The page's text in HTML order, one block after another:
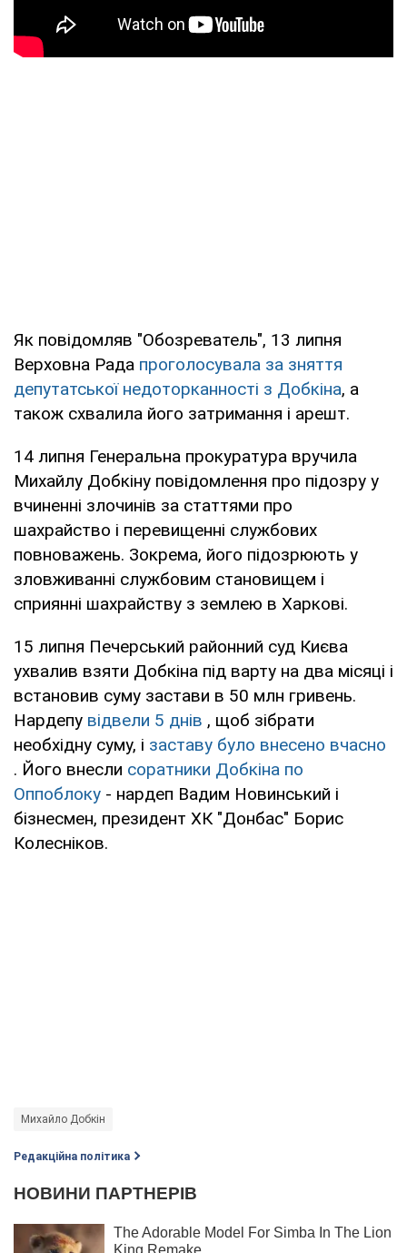
Як повідомляв "Обозреватель", 13 липня
Верховна Рада проголосувала за зняття
депутатської недоторканності з Добкіна, а
також схвалила його затримання і арешт.
14 липня Генеральна прокуратура вручила
Михайлу Добкіну повідомлення про підозру у
вчиненні злочинів за статтями про
шахрайство і перевищенні службових
повноважень. Зокрема, його підозрюють у
зловживанні службовим становищем і
сприянні шахрайству з землею в Харкові.
15 липня Печерський районний суд Києва
ухвалив взяти Добкіна під варту на два місяці і
встановив суму застави в 50 млн гривень.
Нардепу відвели 5 днів , щоб зібрати
необхідну суму, і заставу було внесено вчасно
. Його внесли соратники Добкіна по
Оппоблоку - нардеп Вадим Новинський і
бізнесмен, президент ХК "Донбас" Борис
Колесніков.
Михайло Добкін
Редакційна політика